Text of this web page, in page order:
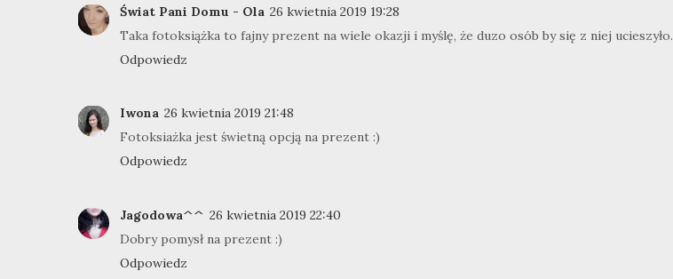
Świat Pani Domu - Ola 26 kwietnia 2019 19:28
Taka fotoksiążka to fajny prezent na wiele okazji i myślę, że duzo osób by się z niej ucieszyło.
Odpowiedz
Iwona 26 kwietnia 2019 21:48
Fotoksiażka jest świetną opcją na prezent :)
Odpowiedz
Jagodowa^^ 26 kwietnia 2019 22:40
Dobry pomysł na prezent :)
Odpowiedz